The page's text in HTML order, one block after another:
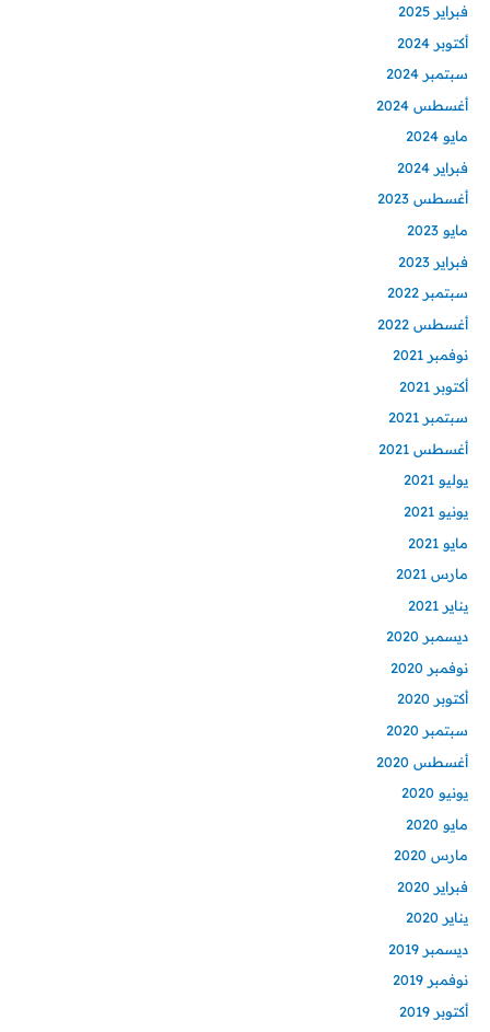
فبراير 2025
أكتوبر 2024
سبتمبر 2024
أغسطس 2024
مايو 2024
فبراير 2024
أغسطس 2023
مايو 2023
فبراير 2023
سبتمبر 2022
أغسطس 2022
نوفمبر 2021
أكتوبر 2021
سبتمبر 2021
أغسطس 2021
يوليو 2021
يونيو 2021
مايو 2021
مارس 2021
يناير 2021
ديسمبر 2020
نوفمبر 2020
أكتوبر 2020
سبتمبر 2020
أغسطس 2020
يونيو 2020
مايو 2020
مارس 2020
فبراير 2020
يناير 2020
ديسمبر 2019
نوفمبر 2019
أكتوبر 2019